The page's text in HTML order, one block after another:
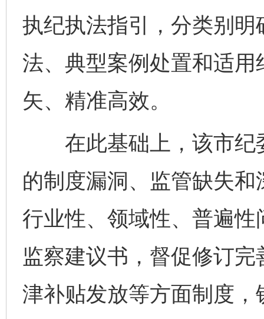
执纪执法指引，分类别
法、典型案例处置和适
矢、精准高效。
在此基础上，该市纪
的制度漏洞、监管缺失
行业性、领域性、普遍
监察建议书，督促修订
津补贴发放等方面制度